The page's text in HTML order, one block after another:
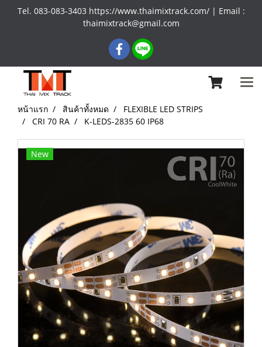
Tel. 083-083-3403 https://www.thaimixtrack.com/ | Email :
thaimixtrack@gmail.com
หน้าแรก สินค้าทั้งหมด
FLEXIBLE LED STRIPS
CRI 70 RA
K-LEDS-2835 60 IP68
New